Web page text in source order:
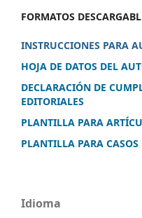
FORMATOS
INSTRUCCIONES PARA
HOJA DE DATOS DEL
DECLARACIÓN DE
EDITORIALES
PLANTILLA PARA
PLANTILLA PARA CASOS
Idioma